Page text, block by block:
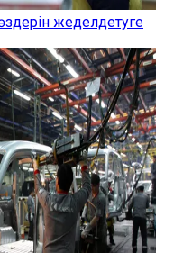
жеделдетуге